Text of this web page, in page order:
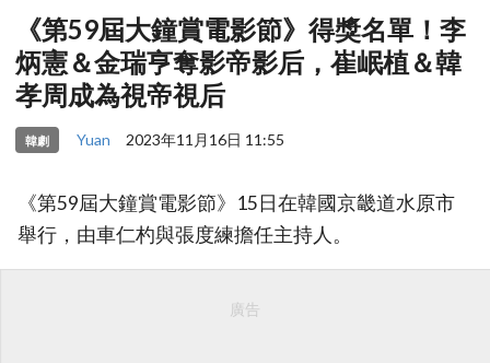
《第59屆大鐘賞電影節》得獎名單！李
炳憲＆金瑞亨奪影帝影后，崔岷植＆韓
孝周成為視帝視后
韓劇 Yuan 2023年11月16日 11:55
《第59屆大鐘賞電影節》15日在韓國京畿道水原市
舉行，由車仁杓與張度練擔任主持人。
廣告